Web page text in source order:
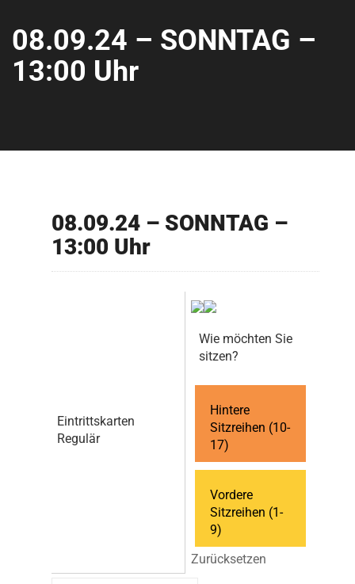
08.09.24 – SONNTAG –
13:00 Uhr
08.09.24 – SONNTAG –
13:00 Uhr
Eintrittskarten
Regulär
Wie möchten Sie
sitzen?
Hintere
Sitzreihen (10-
17)
Vordere
Sitzreihen (1-
9)
Zurücksetzen